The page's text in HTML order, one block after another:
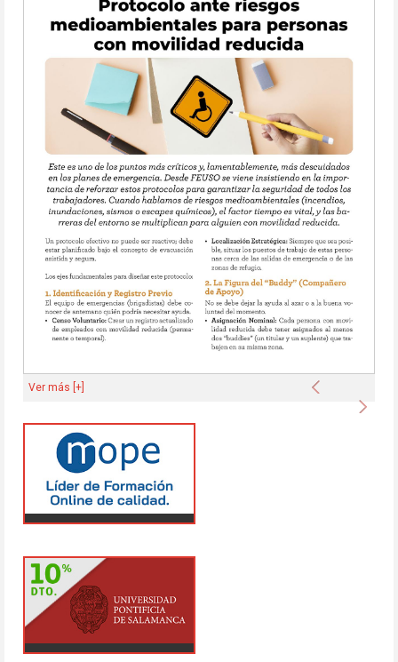
Anterior
Ver más [+]